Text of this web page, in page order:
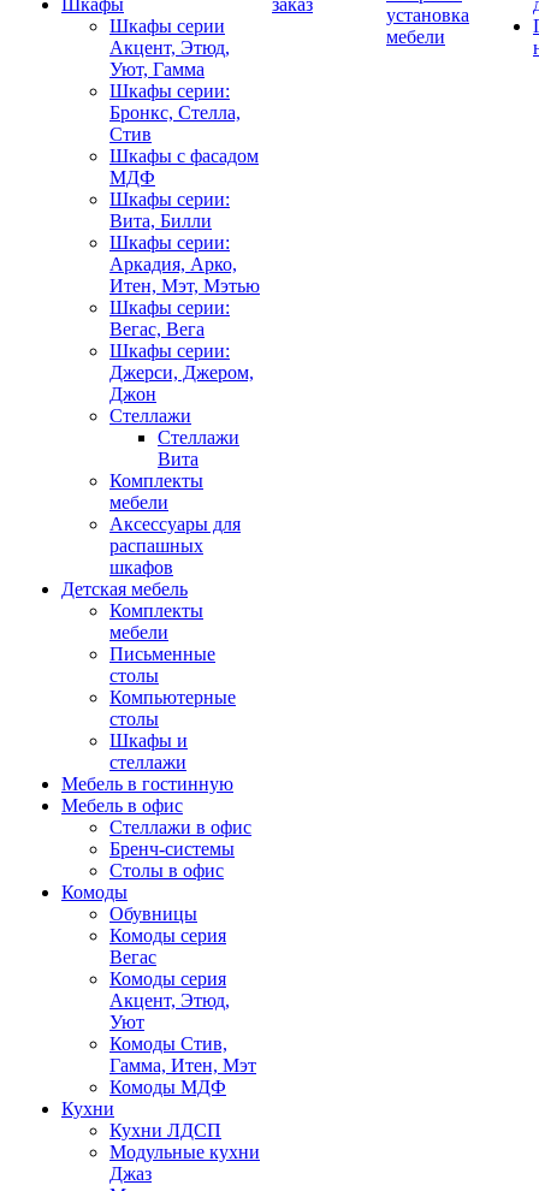
Шкафы
Шкафы серии
Акцент, Этюд,
Уют, Гамма
Шкафы серии:
Бронкс, Стелла,
Стив
Шкафы с фасадом
МДФ
Шкафы серии:
Вита, Билли
Шкафы серии:
Аркадия, Арко,
Итен, Мэт, Мэтью
Шкафы серии:
Вегас, Вега
Шкафы серии:
Джерси, Джером,
Джон
Стеллажи
Стеллажи
Вита
Комплекты
мебели
Аксессуары для
распашных
шкафов
Детская мебель
Комплекты
мебели
Письменные
столы
Компьютерные
столы
Шкафы и
стеллажи
Мебель в гостинную
Мебель в офис
Стеллажи в офис
Бренч-системы
Столы в офис
Комоды
Обувницы
Комоды серия
Вегас
Комоды серия
Акцент, Этюд,
Уют
Комоды Стив,
Гамма, Итен, Мэт
Комоды МДФ
Кухни
Кухни ЛДСП
Модульные кухни
Джаз
заказ
установка
мебели